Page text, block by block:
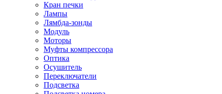
Кран печки
Лампы
Лямбда-зонды
Модуль
Моторы
Муфты компрессора
Оптика
Осушитель
Переключатели
Подсветка